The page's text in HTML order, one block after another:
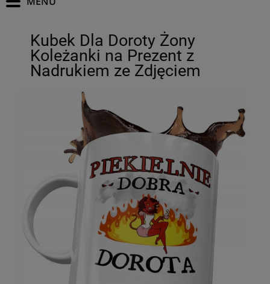
Kubek Dla Doroty Żony
Koleżanki na Prezent z
Nadrukiem ze Zdjęciem